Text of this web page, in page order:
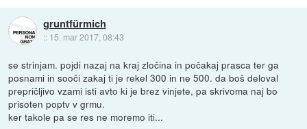
gruntfürmich
:: 15. mar 2017, 08:43
se strinjam. pojdi nazaj na kraj zločina in počakaj prasca ter ga
posnami in sooči zakaj ti je rekel 300 in ne 500. da boš deloval
prepričljivo vzami isti avto ki je brez vinjete, pa skrivoma naj bo
prisoten poptv v grmu.
ker takole pa se res ne moremo iti...